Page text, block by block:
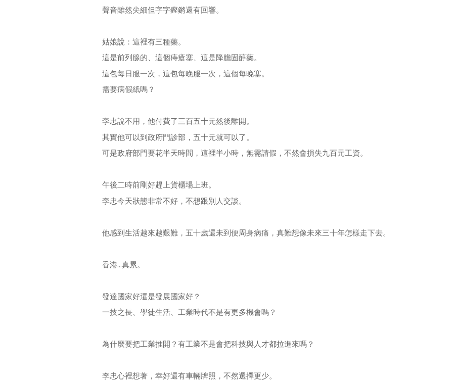
聲音雖然尖細但字字鏗鏘還有回響。
姑娘說：這裡有三種藥。
這是前列腺的、這個痔瘡塞、這是降膽固醇藥。
這包每日服一次，這包每晚服一次，這個每晚塞。
需要病假紙嗎？
李忠說不用，他付費了三百五十元然後離開。
其實他可以到政府門診部，五十元就可以了。
可是政府部門要花半天時間，這裡半小時，無需請假，不然會損失九百元工資。
午後二時前剛好趕上貨櫃場上班。
李忠今天狀態非常不好，不想跟別人交談。
他感到生活越來越艱難，五十歲還未到便周身病痛，真難想像未來三十年怎樣走下去。
香港...真累。
發達國家好還是發展國家好？
一技之長、學徒生活、工業時代不是有更多機會嗎？
為什麼要把工業推開？有工業不是會把科技與人才都拉進來嗎？
李忠心裡想著，幸好還有車輛牌照，不然選擇更少。